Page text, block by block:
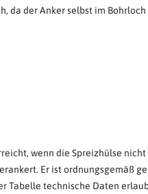
da der Anker selbst im
wenn die Spreizhülse
Er ist ordnungsgemäß
Tabelle technische Daten